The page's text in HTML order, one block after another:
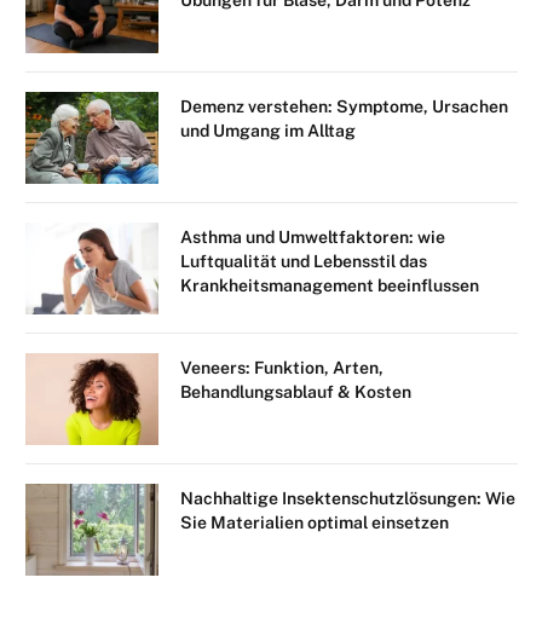
Demenz verstehen: Symptome, Ursachen
und Umgang im Alltag
Asthma und Umweltfaktoren: wie
Luftqualität und Lebensstil das
Krankheitsmanagement beeinflussen
Veneers: Funktion, Arten,
Behandlungsablauf & Kosten
Nachhaltige Insektenschutzlösungen: Wie
Sie Materialien optimal einsetzen